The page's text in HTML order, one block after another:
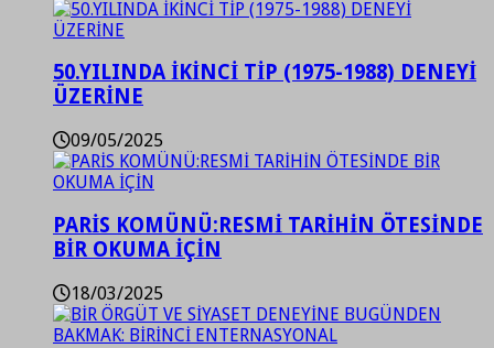
50.YILINDA İKİNCİ TİP (1975-1988) DENEYİ
ÜZERİNE
09/05/2025
PARİS KOMÜNÜ:RESMİ TARİHİN ÖTESİNDE
BİR OKUMA İÇİN
18/03/2025